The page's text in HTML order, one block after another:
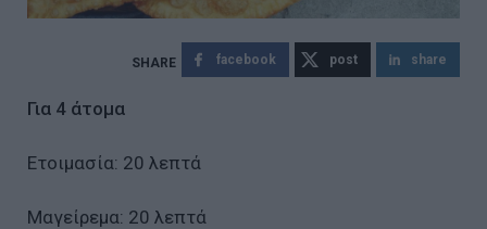
facebook post share
Για 4 άτομα
Ετοιμασία: 20 λεπτά
Μαγείρεμα: 20 λεπτά